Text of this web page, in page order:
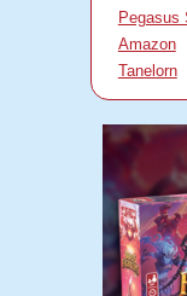
Pegasus
Amazon
Tanelorn